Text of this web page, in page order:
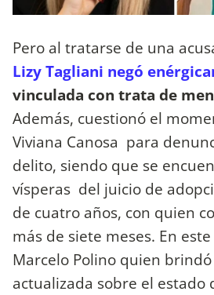
Pero al tratarse de una
Lizy Tagliani negó
vinculada con trata de
Además, cuestionó el
Viviana Canosa para
delito, siendo que se
vísperas del juicio de
de cuatro años, con quien
más de siete meses. En
Marcelo Polino quien
actualizada sobre el estado